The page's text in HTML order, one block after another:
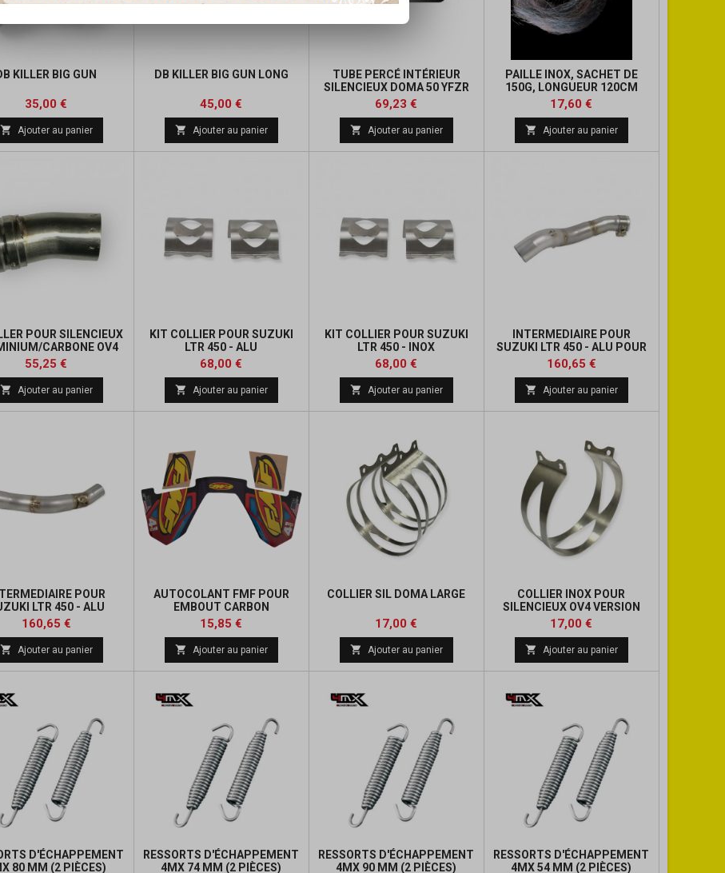
KILLER BIG GUN
Prix
35,00 €
 Ajouter au panier
DB KILLER BIG GUN LONG
Prix
45,00 €
 Ajouter au panier
TUBE PERCÉ INTÉRIEUR
SILENCIEUX DOMA 50 YFZR
Prix
69,23 €
 Ajouter au panier
PAILLE INOX, SACHET DE
150G, LONGUEUR 120CM
(POUR SILENCIEUX 4 TEMPS)
Prix
17,60 €
base
 Ajouter au panier
POUR SILENCIEUX
CARBONE OV4
Prix
55,25 €
base
 Ajouter au panier
KIT COLLIER POUR SUZUKI
LTR 450 - ALU
Prix
68,00 €
base
 Ajouter au panier
KIT COLLIER POUR SUZUKI
LTR 450 - INOX
Prix
68,00 €
base
 Ajouter au panier
INTERMEDIAIRE POUR
SUZUKI LTR 450 - ALU POUR
SILENCIEUX ORIGINE
Prix
160,65 €Prix
de
base
 Ajouter au panier
POUR
LTR 450 - ALU
Prix
160,65 €Prix
de
base
 Ajouter au panier
AUTOCOLANT FMF POUR
EMBOUT CARBON
Prix
15,85 €
base
 Ajouter au panier
COLLIER SIL DOMA LARGE
Prix
17,00 €
base
 Ajouter au panier
COLLIER INOX POUR
SILENCIEUX OV4 VERSION
ÉTROITE (2 VIS DE FIXATION)
Prix
17,00 €
base
 Ajouter au panier
D'ÉCHAPPEMENT
80 MM (2 PIÈCES)
RESSORTS D'ÉCHAPPEMENT
4MX 74 MM (2 PIÈCES)
RESSORTS D'ÉCHAPPEMENT
4MX 90 MM (2 PIÈCES)
RESSORTS D'ÉCHAPPEMENT
4MX 54 MM (2 PIÈCES)